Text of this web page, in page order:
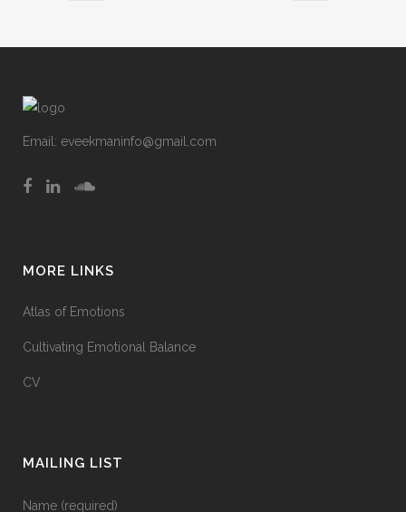
Email: eveekmaninfo@gmail.com
MORE LINKS
Atlas of Emotions
Cultivating Emotional Balance
CV
MAILING LIST
Name (required)